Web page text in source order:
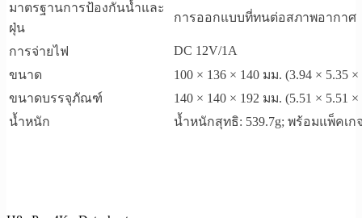
มาตรฐานการป้องกันน้ำและ
ฝุ่น
การออกแบบที่ทนต่อสภาพอากาศ
การจ่ายไฟ
DC 12V/1A
ขนาด
100 × 136 × 140 มม. (3.94 × 5.35
ขนาดบรรจุภัณฑ์
140 × 140 × 192 มม. (5.51 × 5.51
น้ำหนัก
น้ำหนักสุทธิ: 539.7g; พร้อมแพ็คเ